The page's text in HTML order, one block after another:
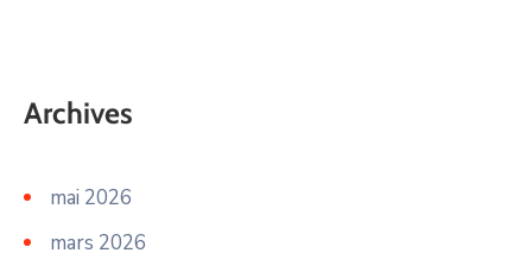
Archives
mai 2026
mars 2026